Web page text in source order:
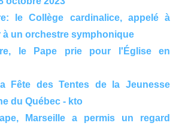
le Collège cardinalice, appelé à
à un orchestre symphonique
le Pape prie pour l'Église en
Fête des Tentes de la Jeunesse
du Québec - kto
Marseille a permis un regard